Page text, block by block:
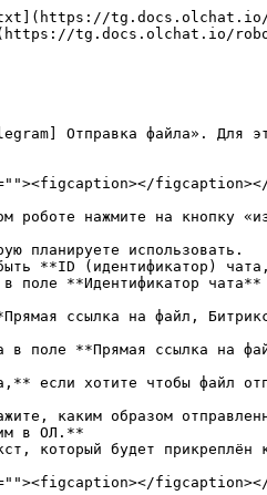
tg.docs.olchat.io/
Отправка файла».
роботе нажмите на кнопку
планируете использовать.
**ID (идентификатор)
в поле **Идентификатор
ссылка на файл,
в поле **Прямая ссылка
если хотите чтобы файл
каким образом
в ОЛ.**
который будет прикреплён